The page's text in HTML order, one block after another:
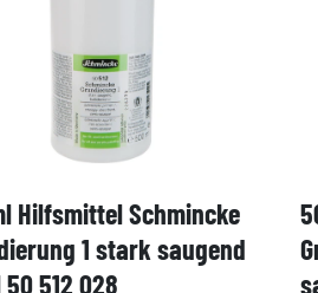
Hilfsmittel Schmincke
1 stark saugend
512 028